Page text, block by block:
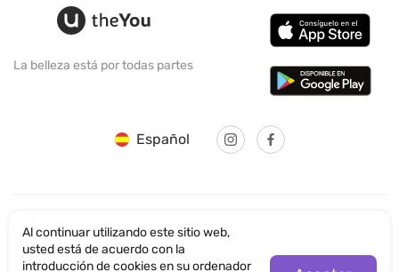
La belleza está por todas partes
Español
© SANTICUM INTERNATIONAL LTD
Al continuar utilizando este sitio web,
usted está de acuerdo con la
introducción de cookies en su ordenador